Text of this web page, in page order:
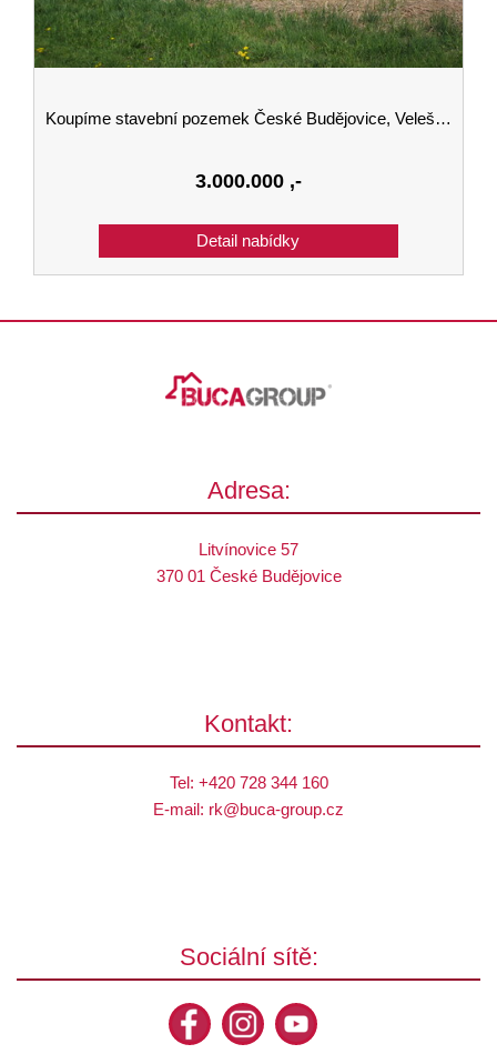
Koupíme stavební pozemek České Budějovice, Velešín, Český Krumlov
3.000.000 ,-
Adresa:
Litvínovice 57
370 01 České Budějovice
Kontakt:
Tel: +420 728 344 160
E-mail: rk@buca-group.cz
Sociální sítě: